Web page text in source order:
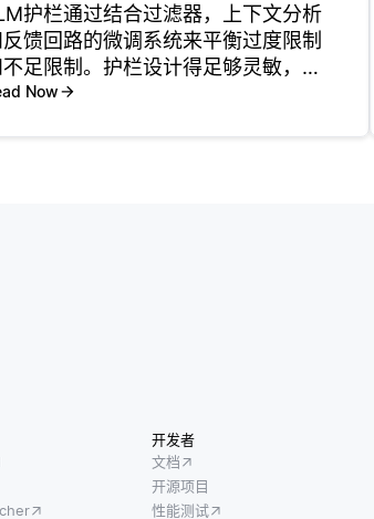
护栏通过结合过滤器，上下文分析
馈回路的微调系统来平衡过度限制
足限制。护栏设计得足够灵敏，可
测有害内容，而不会不必要地限制
Now
开发者
文档
开源项目
性能测试